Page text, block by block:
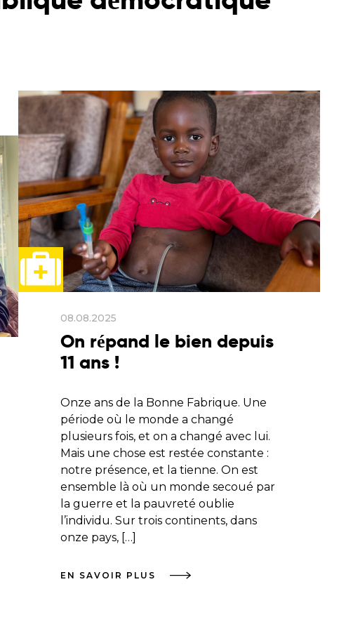
08.08.2025
On répand le bien depuis
11 ans !
Onze ans de la Bonne Fabrique. Une
période où le monde a changé
plusieurs fois, et on a changé avec lui.
Mais une chose est restée constante :
notre présence, et la tienne. On est
ensemble là où un monde secoué par
la guerre et la pauvreté oublie
l’individu. Sur trois continents, dans
onze pays, […]
EN SAVOIR PLUS